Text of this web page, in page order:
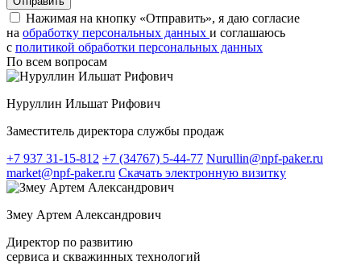
Нажимая на кнопку «Отправить», я даю согласие
на обработку персональных данных и соглашаюсь
c политикой обработки персональных данных
По всем вопросам
Нуруллин Ильшат Рифович
Заместитель директора службы продаж
+7 937 31-15-812 +7 (34767) 5-44-77 Nurullin@npf-paker.ru
market@npf-paker.ru Скачать электронную визитку
Змеу Артем Александрович
Директор по развитию
сервиса и скважинных технологий